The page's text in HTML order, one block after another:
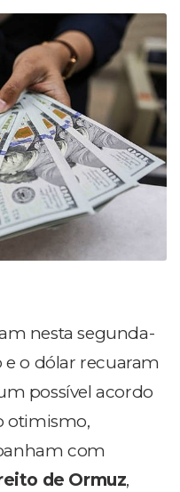
nesta segunda-
o dólar recuaram
possível acordo
otimismo,
com
de Ormuz,